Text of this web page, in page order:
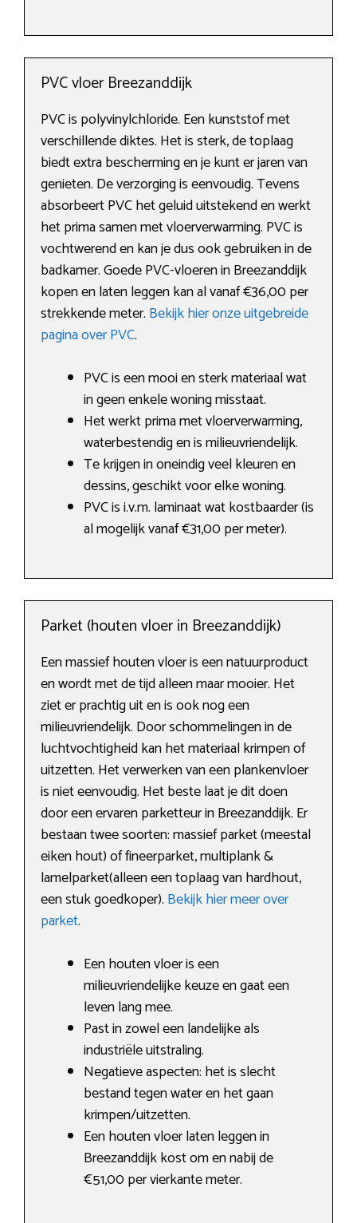
PVC vloer Breezanddijk
PVC is polyvinylchloride. Een kunststof met
verschillende diktes. Het is sterk, de toplaag
biedt extra bescherming en je kunt er jaren van
genieten. De verzorging is eenvoudig. Tevens
absorbeert PVC het geluid uitstekend en werkt
het prima samen met vloerverwarming. PVC is
vochtwerend en kan je dus ook gebruiken in de
badkamer. Goede PVC-vloeren in Breezanddijk
kopen en laten leggen kan al vanaf €36,00 per
strekkende meter. Bekijk hier onze uitgebreide
pagina over PVC.
PVC is een mooi en sterk materiaal wat
in geen enkele woning misstaat.
Het werkt prima met vloerverwarming,
waterbestendig en is milieuvriendelijk.
Te krijgen in oneindig veel kleuren en
dessins, geschikt voor elke woning.
PVC is i.v.m. laminaat wat kostbaarder (is
al mogelijk vanaf €31,00 per meter).
Parket (houten vloer in Breezanddijk)
Een massief houten vloer is een natuurproduct
en wordt met de tijd alleen maar mooier. Het
ziet er prachtig uit en is ook nog een
milieuvriendelijk. Door schommelingen in de
luchtvochtigheid kan het materiaal krimpen of
uitzetten. Het verwerken van een plankenvloer
is niet eenvoudig. Het beste laat je dit doen
door een ervaren parketteur in Breezanddijk. Er
bestaan twee soorten: massief parket (meestal
eiken hout) of fineerparket, multiplank &
lamelparket(alleen een toplaag van hardhout,
een stuk goedkoper). Bekijk hier meer over
parket.
Een houten vloer is een
milieuvriendelijke keuze en gaat een
leven lang mee.
Past in zowel een landelijke als
industriële uitstraling.
Negatieve aspecten: het is slecht
bestand tegen water en het gaan
krimpen/uitzetten.
Een houten vloer laten leggen in
Breezanddijk kost om en nabij de
€51,00 per vierkante meter.